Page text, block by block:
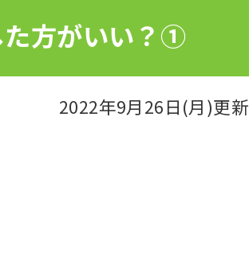
た方がいい？①
2022年9月26日(月)更新